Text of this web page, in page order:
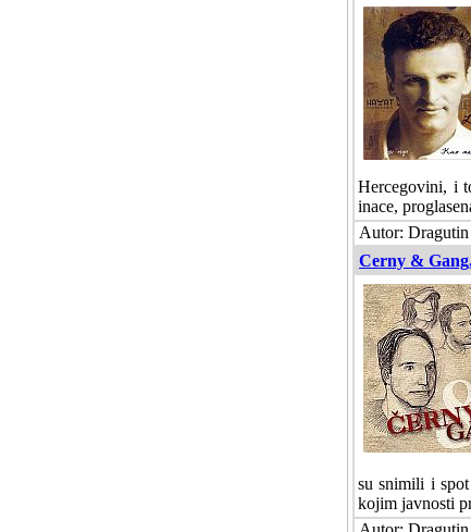
Hercegovini, i
inace,
Autor:
Cerny &
su snimili i
kojim javnosti